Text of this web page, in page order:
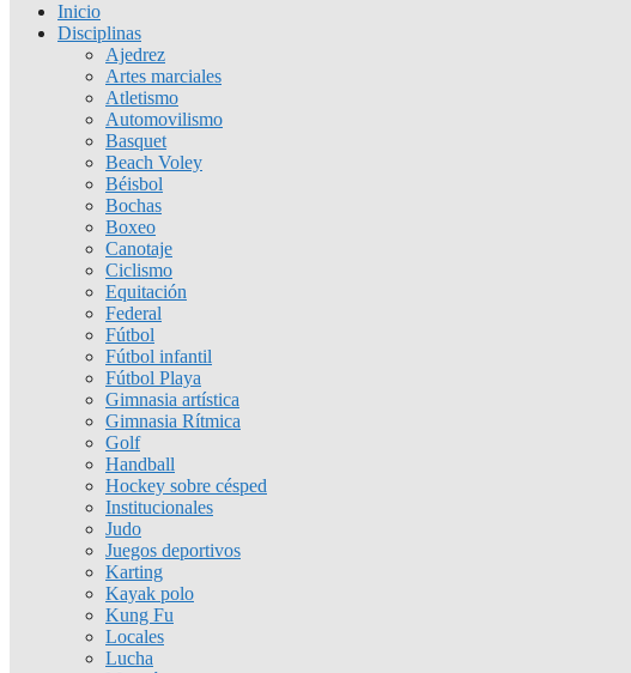
Inicio
Disciplinas
Ajedrez
Artes marciales
Atletismo
Automovilismo
Basquet
Beach Voley
Béisbol
Bochas
Boxeo
Canotaje
Ciclismo
Equitación
Federal
Fútbol
Fútbol infantil
Fútbol Playa
Gimnasia artística
Gimnasia Rítmica
Golf
Handball
Hockey sobre césped
Institucionales
Judo
Juegos deportivos
Karting
Kayak polo
Kung Fu
Locales
Lucha